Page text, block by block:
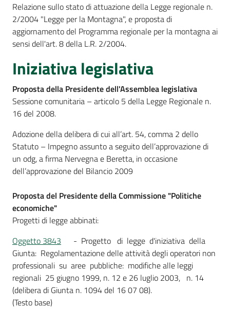
Relazione sullo stato di attuazione della Legge regionale n.
2/2004 "Legge per la Montagna", e proposta di
aggiornamento del Programma regionale per la montagna ai
sensi dell'art. 8 della L.R. 2/2004.
Iniziativa legislativa
Proposta della Presidente dell'Assemblea legislativa
Sessione comunitaria – articolo 5 della Legge Regionale n.
16 del 2008.
Adozione della delibera di cui all’art. 54, comma 2 dello
Statuto – Impegno assunto a seguito dell’approvazione di
un odg, a firma Nervegna e Beretta, in occasione
dell’approvazione del Bilancio 2009
Proposta del Presidente della Commissione "Politiche
economiche"
Progetti di legge abbinati:
Oggetto 3843
- Progetto di legge d'iniziativa della
Giunta: Regolamentazione delle attività degli operatori non
professionali su aree pubbliche: modifiche alle leggi
regionali 25 giugno 1999, n. 12 e 26 luglio 2003, n. 14
(delibera di Giunta n. 1094 del 16 07 08).
(Testo base)